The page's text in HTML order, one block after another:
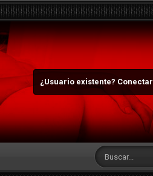
¿Usuario existente? Conectar